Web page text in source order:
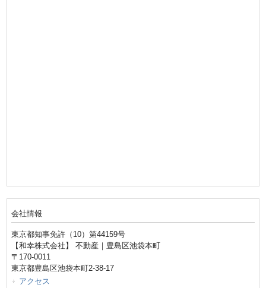
会社情報
東京都知事免許（10）第44159号
【和幸株式会社】 不動産｜豊島区池袋本町
〒170-0011
東京都豊島区池袋本町2-38-17
アクセス